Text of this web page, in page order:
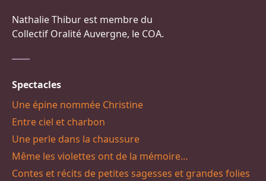
Nathalie Thibur est membre du
Collectif Oralité Auvergne, le COA.
Spectacles
Une épine nommée Christine
Entre ciel et charbon
Une perle dans la chaussure
Même les violettes ont de la mémoire…
Contes et récits de petites sagesses et grandes folies